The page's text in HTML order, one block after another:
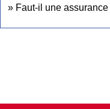
Faut-il une